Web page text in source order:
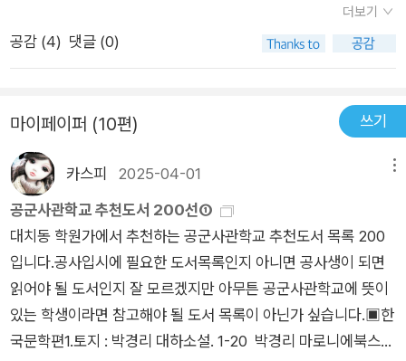
심신의 통치자' 할아버지와 옛사람들에 대한 그리움의 서정을 디
가는 꽃이 없다. 1976년 발표.​전쟁 이후 서울로 돌아가던 피난민
들의 길목인 관촌에 사람들이 모여들어, 주인공의 집에도 일행들
이 하룻밤씩 묵어가게 되는데, 윤영감네 일가족과는 인연이 되어
한참 동안 지내게 된다.남자들이 없어진 집안의 살림에 윤 영감
내외가 큰 보탬이 되지만, 그들의 젊고 예쁜 며느리가 여관 종업
원으로 취직을 하면서 패가망신에 이르고, 그 며느리를 찾겠다고
행상에 나섰다는 윤영감네의 그 이후를 궁금해하면서, 소반 장수
의 외침을 통해 떠올려 본다.​행운유수(行雲流水)-떠가는 구름과
물. 1973년 발표.​자신의 집에서 부엌일을 돌보던 열 살 연상의
'옹점이' 이야기, 그녀와 유독 따뜻한 추억이 많은데,,그녀가 장성
저것 검색하다가 알게 된 사실하나.서라벌예대 문창과1학년 시절
의 습작소설을 놓고 토론 중 ‘사건도 줄거리도 없는, 기초도 안되
후에 유명한 소설가가 된 조세희, 한승원, 박상륭도 있었다 한다.
그런데 지도교수인 김동리선생이 “나는 이 학생이 앞으로 우리
문단에아주 희귀한 스타일리스트가 되리라 생각합니다”라고 강
평을 했고, 그학기 기말고사 시험문제는 이문구의 습작소설을 논
하라 였다고 합니다. 우익문학가였던 김동리는 이문구를 작가로
키워주었으며 1970년대 이후진보적문인의 길을 걸었던 이문구
에 대해서도 문학관에 대해서는 일체 간섭을 하지 않고 오히려 정
권으로부터 보호해주었다고 한다. 그 때문인지 이문구는 김동리
를 평생 사부로 모시며 의리를 다했다고 한다. 책 표지에는 연작
소설집이라고 되어 있는데 8개의 글이 시공간이 같고저자가 본
더보기
공감 (4) 댓글 (0)
마이페이퍼 (10편) 쓰기
카스피 2025-04-01
공군사관학교 추천도서 200선①
대치동 학원가에서 추천하는 공군사관학교 추천도서 목록 200
입니다.공사입시에 필요한 도서목록인지 아니면 공사생이 되면
읽어야 될 도서인지 잘 모르겠지만 아무튼 공군사관학교에 뜻이
있는 학생이라면 참고해야 될 도서 목록이 아닌가 싶습니다.▣한
국문학편1.토지 : 박경리 대하소설. 1-20 박경리 마로니에북스